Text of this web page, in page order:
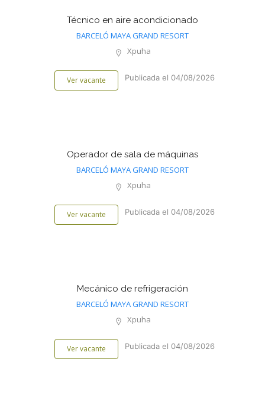
Técnico en aire acondicionado
BARCELÓ MAYA GRAND RESORT
Xpuha
Ver vacante Publicada el 04/08/2026
Operador de sala de máquinas
BARCELÓ MAYA GRAND RESORT
Xpuha
Ver vacante Publicada el 04/08/2026
Mecánico de refrigeración
BARCELÓ MAYA GRAND RESORT
Xpuha
Ver vacante Publicada el 04/08/2026